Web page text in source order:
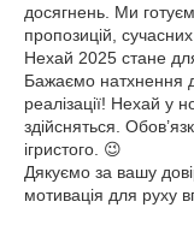
досягнень. Ми
пропозицій,
Нехай 2025 стане
Бажаємо натхнення
реалізації! Нехай у
здійсняться.
ігристого. 😉
Дякуємо за вашу
мотивація для руху